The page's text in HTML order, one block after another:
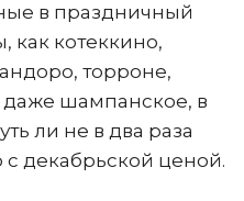
в праздничный
как котеккино,
торроне,
даже шампанское, в
ли не в два раза
декабрьской ценой.